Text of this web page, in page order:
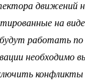
движений
на
будут работать
необходимо
конфликты